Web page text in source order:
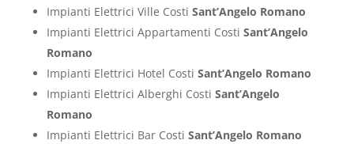
Impianti Elettrici Ville Costi Sant’Angelo Romano
Impianti Elettrici Appartamenti Costi Sant’Angelo
Romano
Impianti Elettrici Hotel Costi Sant’Angelo Romano
Impianti Elettrici Alberghi Costi Sant’Angelo
Romano
Impianti Elettrici Bar Costi Sant’Angelo Romano